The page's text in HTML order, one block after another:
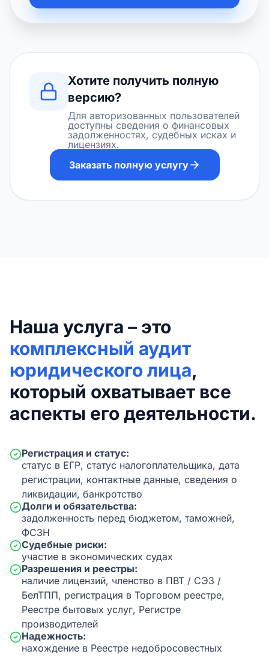
Хотите получить полную
версию?
Для авторизованных пользователей
доступны сведения о финансовых
задолженностях, судебных исках и
лицензиях.
Заказать полную услугу
Наша услуга – это
комплексный аудит
юридического лица,
который охватывает все
аспекты его деятельности.
Регистрация и статус:
статус в ЕГР, статус налогоплательщика, дата
регистрации, контактные данные, сведения о
ликвидации, банкротство
Долги и обязательства:
задолженность перед бюджетом, таможней,
ФСЗН
Судебные риски:
участие в экономических судах
Разрешения и реестры:
наличие лицензий, членство в ПВТ / СЭЗ /
БелТПП, регистрация в Торговом реестре,
Реестре бытовых услуг, Регистре
производителей
Надежность:
нахождение в Реестре недобросовестных